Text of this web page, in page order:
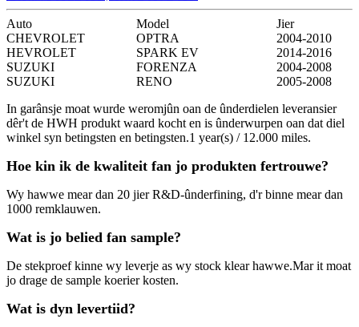
Auto Model
Jier
CHEVROLET
OPTRA
2004-2010
HEVROLET
SPARK EV
2014-2016
SUZUKI
FORENZA
2004-2008
SUZUKI
RENO
2005-2008
In garânsje moat wurde weromjûn oan de ûnderdielen leveransier
dêr't de HWH produkt waard kocht en is ûnderwurpen oan dat diel
winkel syn betingsten en betingsten.1 year(s) / 12.000 miles.
Hoe kin ik de kwaliteit fan jo produkten fertrouwe?
Wy hawwe mear dan 20 jier R&D-ûnderfining, d'r binne mear dan
1000 remklauwen.
Wat is jo belied fan sample?
De stekproef kinne wy ​​leverje as wy stock klear hawwe.Mar it moat
jo drage de sample koerier kosten.
Wat is dyn levertiid?